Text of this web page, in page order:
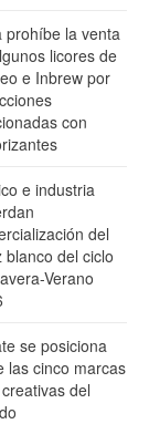
prohíbe la venta
licores de
e Inbrew por
con
e industria
del
blanco del ciclo
Verano
se posiciona
las cinco marcas
del